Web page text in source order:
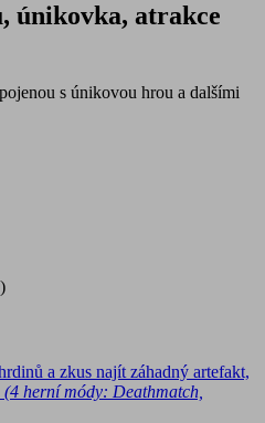
únikovka, atrakce
s únikovou hrou a dalšími
)
a zkus najít záhadný artefakt,
(4 herní módy: Deathmatch,